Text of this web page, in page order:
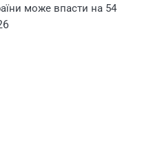
може впасти на 54